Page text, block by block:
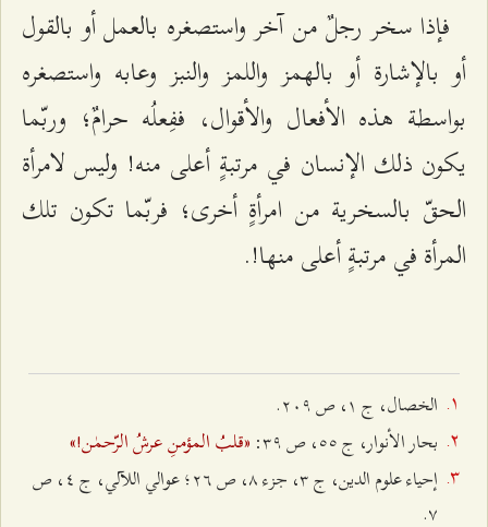
فإذا سخر رجلٌ من آخر واستصغره بالعمل أو بالقول
أو بالإشارة أو بالهمز واللمز والنبز وعابه واستصغره
بواسطة هذه الأفعال والأقوال، ففِعلُه حرامٌ؛ وربّما
يكون ذلك الإنسان في مرتبةٍ أعلى منه! وليس لامرأة
الحقّ بالسخرية من امرأةٍ أخرى؛ فربّما تكون تلك
المرأة في مرتبةٍ أعلى منها!.
الخصال، ج ۱، ص ٢۰٩.
بحار الأنوار، ج ٥٥، ص ٣٩:
«قلبُ المؤمنِ عرشُ الرّحمٰن!»
إحياء علوم الدين، ج ٣، جزء ۸، ص ٢٦؛ عوالي اللآلي، ج ٤، ص
۷.